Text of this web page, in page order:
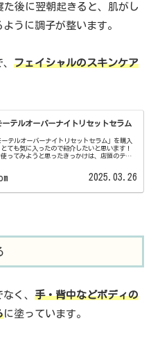
た後に翌朝起きると、肌がし
うに調子が整います。
フェイシャルのスキンケア
テルオーバーナイトリセットセラム
ーテルオーバーナイトリセットセラム」を購入
ても気に入ったので紹介したいと思います！
ってみようと思ったきっかけは、店頭のテス
2025.03.26
く、 手・背中などボディの
に塗っています。